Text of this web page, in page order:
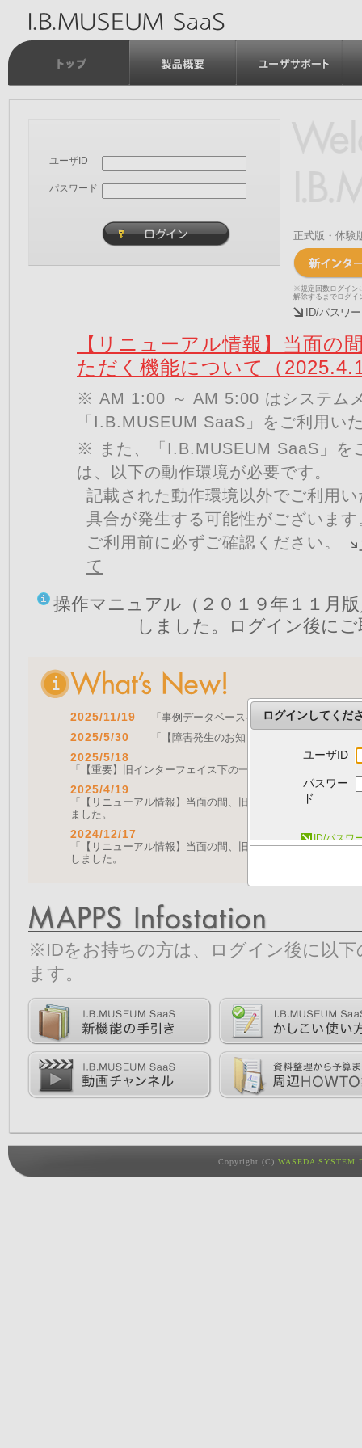
ユーザID
パスワード
正式版・体験
※規定回数ログイン
解除するまでログイ
ID/パスワ
【リニューアル情報】当面の
ただく機能について（
※ AM 1:00 ～ AM 5:00 はシステム
「I.B.MUSEUM SaaS」をご利用い
※ また、「I.B.MUSEUM SaaS」を
は、以下の動作環境が必要です。
記載された動作環境以外でご利用
具合が発生する可能性がございます
ご利用前に必ずご確認ください。
て
操作マニュアル（２０１９年１１月
しました。ログイン後に
2025/11/19 「事例データベースを公開しました」 をア
2025/5/30 「【障害発生のお知らせ｜復旧済み】Web
2025/5/18
「【重要】旧インターフェイス下の一部機能の停止につい
2025/4/19
「【リニューアル情報】当面の間、旧画面をご利用いただ
ました。
2024/12/17
「【リニューアル情報】当面の間、旧画面をご利用いただ
しました。
※IDをお持ちの方は、ログイン後に以
ます。
Copyright (C) WASEDA SYSTEM
ログインしてくだ
ユーザID
パスワー
ド
ID/パスワ